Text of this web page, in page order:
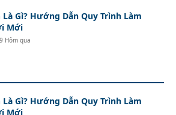
Là Gì? Hướng Dẫn Quy Trình Làm
Mới
Hôm qua
Là Gì? Hướng Dẫn Quy Trình Làm
Mới